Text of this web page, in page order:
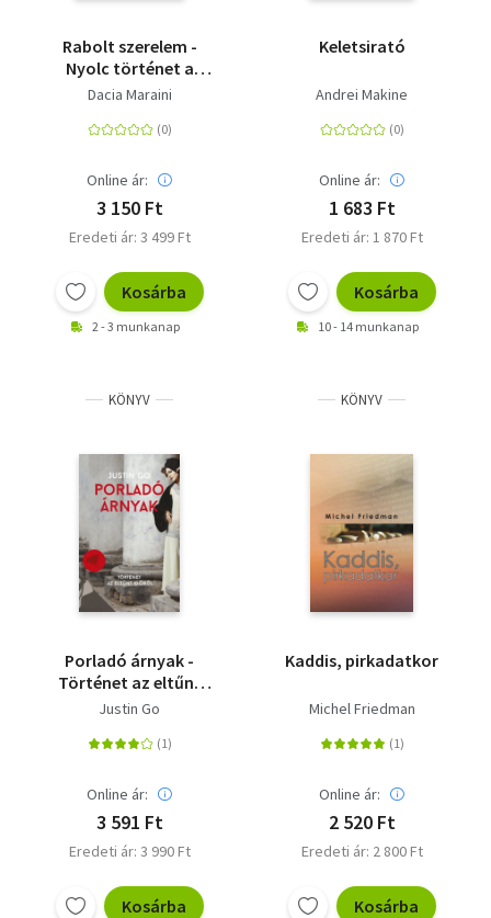
Rabolt szerelem -
Nyolc történet a
bántalmazásról
Dacia Maraini
Online ár:
3 150 Ft
Eredeti ár: 3 499 Ft
Kosárba
2 - 3 munkanap
Keletsirató
Andrei Makine
Online ár:
1 683 Ft
Eredeti ár: 1 870 Ft
Kosárba
10 - 14 munkanap
KÖNYV
Porladó árnyak -
Történet az eltűnt
időről
Justin Go
Online ár:
3 591 Ft
Eredeti ár: 3 990 Ft
Kosárba
KÖNYV
Kaddis, pirkadatkor
Michel Friedman
Online ár:
2 520 Ft
Eredeti ár: 2 800 Ft
Kosárba